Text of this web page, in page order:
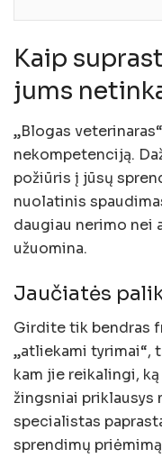
Kaip
jums
„Blogas
nekompetenciją.
požiūris į jūsų
nuolatinis
daugiau nerimo nei
užuomina.
Jaučiatės
Girdite tik bendras
„atliekami tyrimai“,
kam jie reikalingi,
žingsniai priklausys
specialistas
sprendimų